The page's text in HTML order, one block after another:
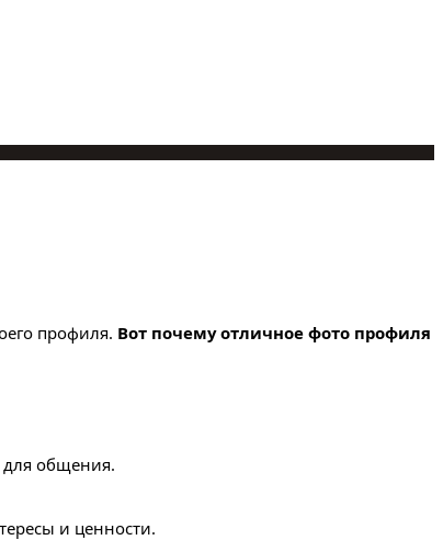
профиля. Вот почему отличное фото профиля
для общения.
и ценности.